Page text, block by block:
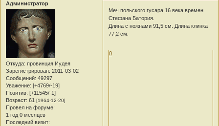
Администратор
Откуда: провинция Иудея
Зарегистрирован: 2011-03-02
Сообщений: 49297
Уважение: [+4769/-19]
Позитив: [+11545/-1]
Возраст: 61 [1964-12-20]
Провел на форуме:
1 год 0 месяцев
Последний визит:
Меч польского гусара 16 века времен
Стефана Батория.
Длина с ножнами 91,5 см. Длина клинка
77,2 см.
0